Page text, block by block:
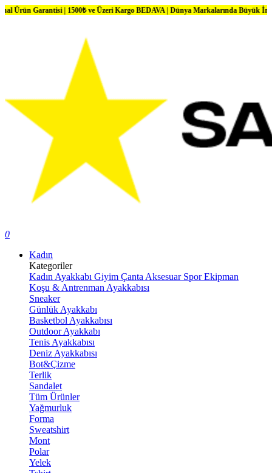
| 1500₺ ve Üzeri Kargo BEDAVA | Dünya Markalarında Büyük İndirimler
0
Kadın
Kategoriler
Kadın Ayakkabı Giyim Çanta Aksesuar Spor Ekipman
Koşu & Antrenman Ayakkabısı
Sneaker
Günlük Ayakkabı
Basketbol Ayakkabısı
Outdoor Ayakkabı
Tenis Ayakkabısı
Deniz Ayakkabısı
Bot&Çizme
Terlik
Sandalet
Tüm Ürünler
Yağmurluk
Forma
Sweatshirt
Mont
Polar
Yelek